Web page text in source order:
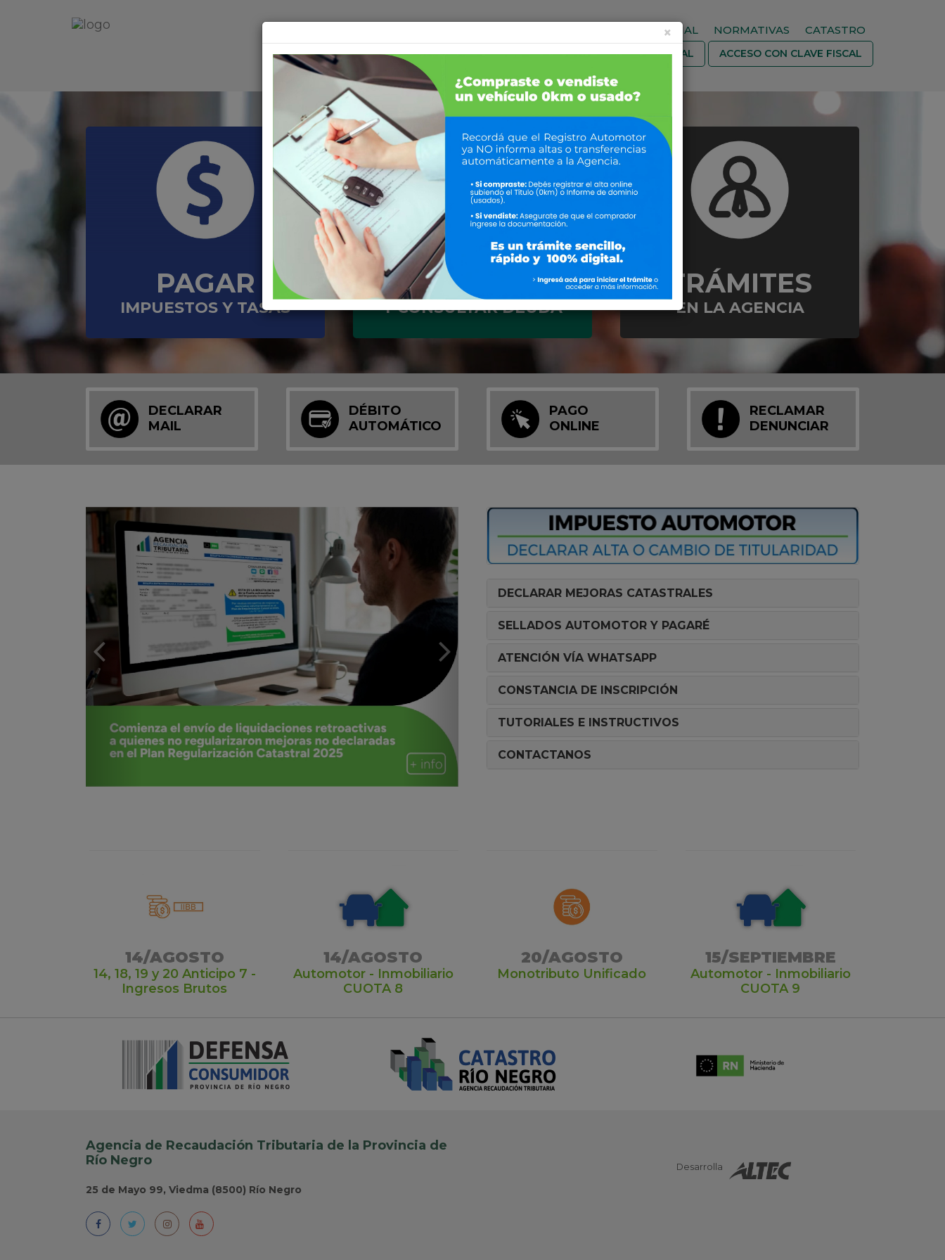
CATASTRO
NORMATIVAS
INSTITUCIONAL
OFICINA VIRTUAL ACCESO CON CLAVE FISCAL
PAGAR
IMPUESTOS Y TASAS
REGULARIZAR
Y CONSULTAR DEUDA
TRÁMITES
EN LA AGENCIA
DECLARAR
MAIL
DÉBITO
AUTOMÁTICO
PAGO
ONLINE
RECLAMAR
DENUNCIAR
DECLARAR MEJORAS CATASTRALES
SELLADOS AUTOMOTOR Y PAGARÉ
ATENCIÓN VÍA WHATSAPP
CONSTANCIA DE INSCRIPCIÓN
TUTORIALES E INSTRUCTIVOS
CONTACTANOS
14/AGOSTO
14, 18, 19 y 20 Anticipo 7 -
Ingresos Brutos
14/AGOSTO
Automotor - Inmobiliario
CUOTA 8
20/AGOSTO
Monotributo Unificado
15/SEPTIEMBRE
Automotor - Inmobiliario
CUOTA 9
Agencia de Recaudación Tributaria de la Provincia de
Río Negro
25 de Mayo 99, Viedma (8500) Río Negro
Desarrolla
×